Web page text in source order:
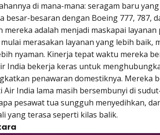
di mana-mana: seragam baru
besar-besaran dengan Boeing 777, 787,
mereka adalah menjadi maskapai
merasakan layanan yang lebih baik,
nyaman. Kinerja tepat waktu mereka
India bekerja keras untuk
penawaran domestiknya. Mereka
Air India lama masih bersembunyi di
pesawat tua sungguh menyedihkan,
yang terasa seperti kilas balik.